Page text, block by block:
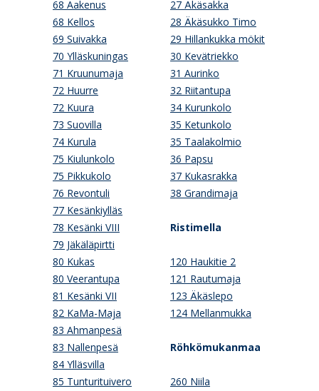
68 Aakenus
68 Kellos
69 Suivakka
70 Ylläskuningas
71 Kruunumaja
72 Huurre
72 Kuura
73 Suovilla
74 Kurula
75 Kiulunkolo
75 Pikkukolo
76 Revontuli
77 Kesänkiylläs
78 Kesänki VIII
79 Jäkäläpirtti
80 Kukas
80 Veerantupa
81 Kesänki VII
82 KaMa-Maja
83 Ahmanpesä
83 Nallenpesä
84 Ylläsvilla
85 Tunturituivero
27 Äkäsakka
28 Äkäsukko Timo
29 Hillankukka mökit
30 Kevätriekko
31 Aurinko
32 Riitantupa
34 Kurunkolo
35 Ketunkolo
35 Taalakolmio
36 Papsu
37 Kukasrakka
38 Grandimaja
Ristimella
120 Haukitie 2
121 Rautumaja
123 Äkäslepo
124 Mellanmukka
Röhkömukanmaa
260 Niila